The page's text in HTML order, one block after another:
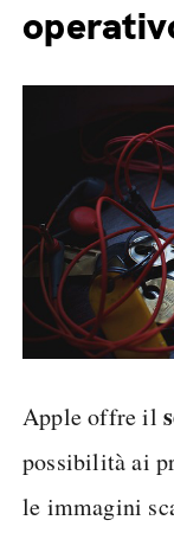
Apple offre il
possibilità ai
le immagini